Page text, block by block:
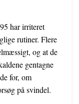
har irriteret
rutiner. Flere
og at de
gentagne
for, om
på svindel.